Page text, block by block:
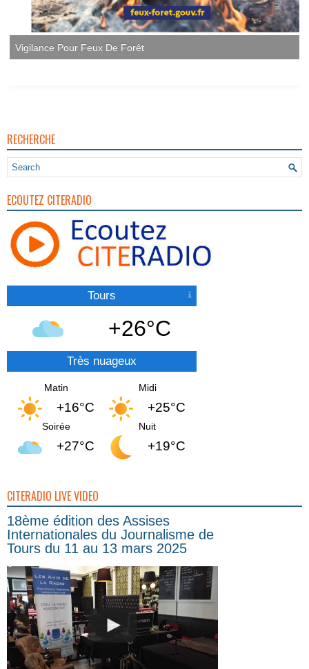
Vigilance Pour Feux De Forêt
RECHERCHE
ECOUTEZ CITERADIO
Tours
+26°C
Très nuageux
Matin
+16°C
Midi
+25°C
Soirée
+27°C
Nuit
+19°C
CITERADIO LIVE VIDEO
18ème édition des Assises
Internationales du Journalisme de
Tours du 11 au 13 mars 2025